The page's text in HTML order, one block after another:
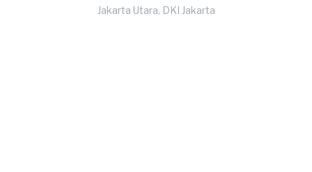
Jakarta Utara, DKI Jakarta